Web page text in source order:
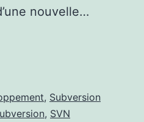
nouvelle…
, Subversion
, SVN